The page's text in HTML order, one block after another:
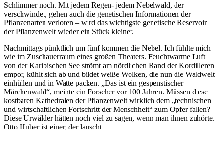
Schlimmer noch. Mit jedem Regen- jedem Nebelwald, der
verschwindet, gehen auch die genetischen Informationen der
Pflanzenarten verloren – wird das wichtigste genetische Reservoir
der Pflanzenwelt wieder ein Stück kleiner.
Nachmittags pünktlich um fünf kommen die Nebel. Ich fühlte mich
wie im Zuschauerraum eines großen Theaters. Feuchtwarme Luft
von der Karibischen See strömt am nördlichen Rand der Kordilleren
empor, kühlt sich ab und bildet weiße Wolken, die nun die Waldwelt
einhüllen und in Watte packen.
Das ist ein gespenstischer
Märchenwald , meinte ein Forscher vor 100 Jahren. Müssen diese
kostbaren Kathedralen der Pflanzenwelt wirklich dem
technischen
und wirtschaftlichen Fortschritt der Menschheit
zum Opfer fallen?
Diese Urwälder hätten noch viel zu sagen, wenn man ihnen zuhörte.
Otto Huber ist einer, der lauscht.